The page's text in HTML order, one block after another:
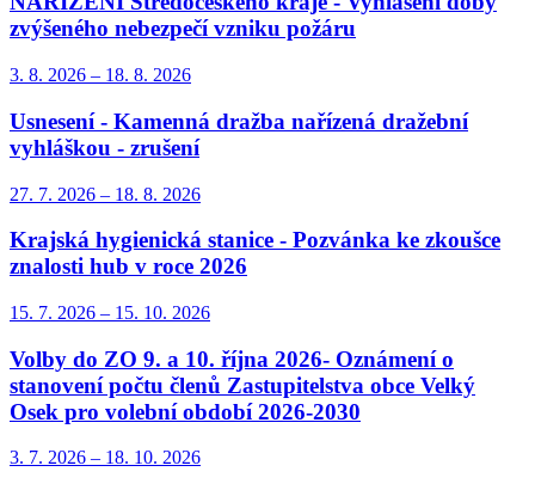
zvýšeného nebezpečí vzniku požáru
3. 8. 2026 – 18. 8. 2026
Usnesení - Kamenná dražba nařízená dražební
vyhláškou - zrušení
27. 7. 2026 – 18. 8. 2026
Krajská hygienická stanice - Pozvánka ke zkoušce
znalosti hub v roce 2026
15. 7. 2026 – 15. 10. 2026
Volby do ZO 9. a 10. října 2026- Oznámení o
stanovení počtu členů Zastupitelstva obce Velký
Osek pro volební období 2026-2030
3. 7. 2026 – 18. 10. 2026